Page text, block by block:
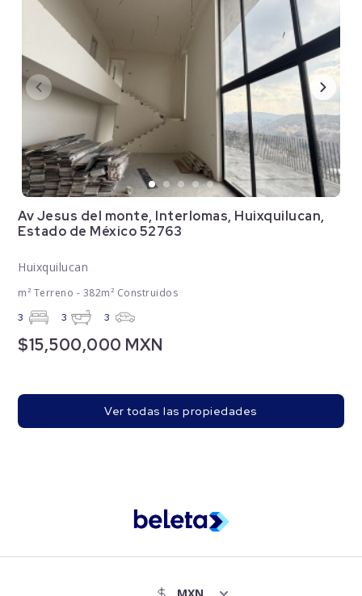
Av Jesus del monte, Interlomas, Huixquilucan,
Estado de México 52763
Huixquilucan
m² Terreno - 382m² Construidos
3 3 3
$15,500,000 MXN
Ver todas las propiedades